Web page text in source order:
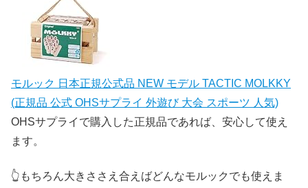
モルック 日本正規公式品 NEW モデル TACTIC MOLKKY
(正規品 公式 OHSサプライ 外遊び 大会 スポーツ 人気)
OHSサプライで購入した正規品であれば、安心して使え
ます。
👆️もちろん大きささえ合えばどんなモルックでも使えま